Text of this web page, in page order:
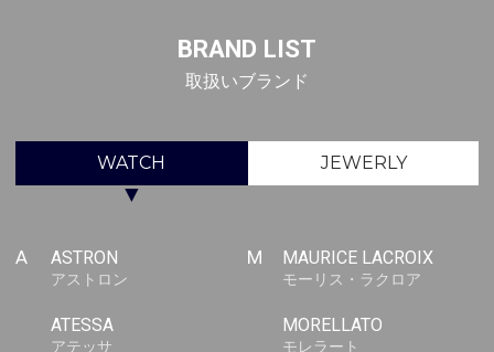
BRAND LIST
取扱いブランド
WATCH JEWERLY
▼
A ASTRON
アストロン
ATESSA
アテッサ
M MAURICE LACROIX
モーリス・ラクロア
MORELLATO
モレラート